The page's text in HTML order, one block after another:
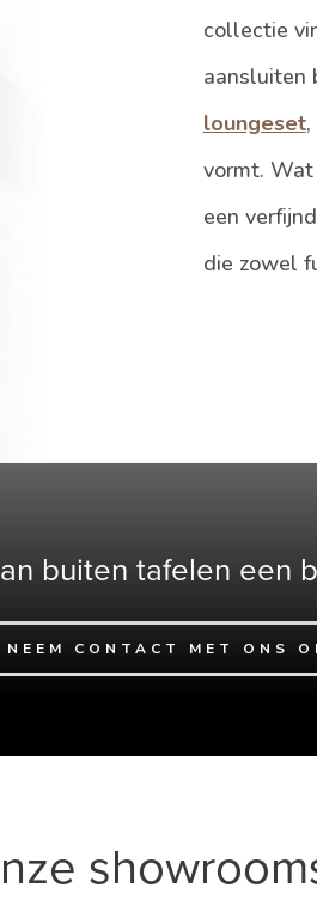
collectie
aansluiten
loungeset,
vormt. Wat
een
die zowel
buiten tafelen een
NEEM CONTACT MET ONS